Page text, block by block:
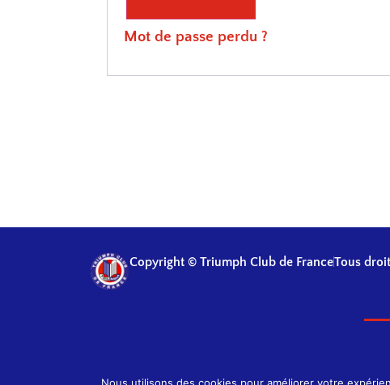
Mot de passe perdu ?
Copyright © Triumph Club de FranceTous